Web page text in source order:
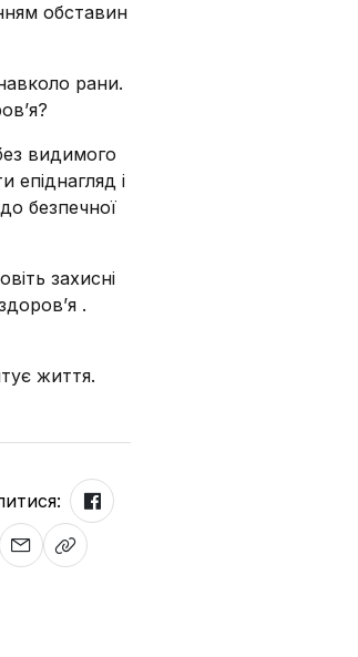
обставин
рани.
видимого
епіднагляд і
безпечної
захисні
.
життя.